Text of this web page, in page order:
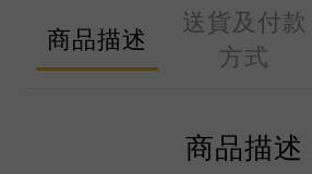
商品描述
送貨及付款
方式
商品描述